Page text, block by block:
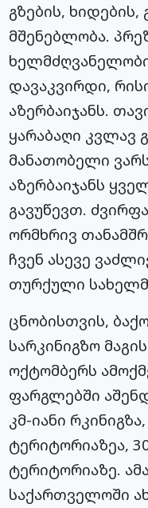
გზების, ხიდების,
მშენებლობა.
დავაკვირდი,
აზერბაიჯანს.
ყარაბაღი კვლავ
მანათობელი
აზერბაიჯანს
გავუწევთ.
ორმხრივ
ჩვენ ასევე
თურქული
ცნობისთვის,
სარკინიგზო
ოქტომბერს
ფარგლებში
კმ-იანი
ტერიტორიაზეა,
ტერიტორიაზე.
საქართველოში